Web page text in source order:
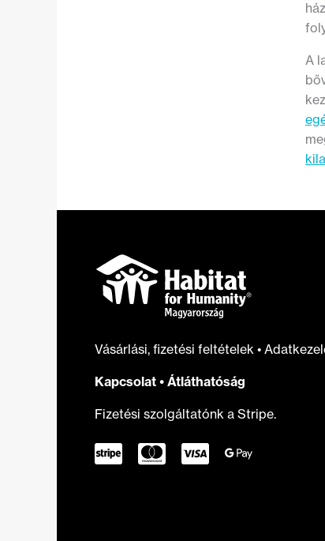
A
Vásárlási, fizetési feltételek •
Kapcsolat • Átláthatóság
Fizetési szolgáltatónk a Stripe.